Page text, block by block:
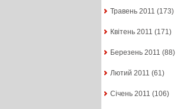
Травень 2011 (173)
Квітень 2011 (171)
Березень 2011 (88)
Лютий 2011 (61)
Січень 2011 (106)